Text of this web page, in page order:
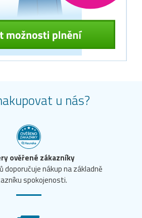
u nás?
ověřené zákazníky
doporučuje nákup na základně
spokojenosti.